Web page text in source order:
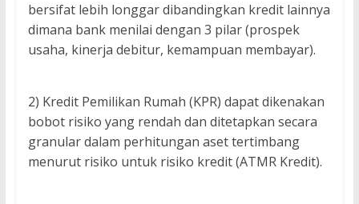
bersifat lebih longgar dibandingkan kredit lainnya
dimana bank menilai dengan 3 pilar (prospek
usaha, kinerja debitur, kemampuan membayar).
2) Kredit Pemilikan Rumah (KPR) dapat dikenakan
bobot risiko yang rendah dan ditetapkan secara
granular dalam perhitungan aset tertimbang
menurut risiko untuk risiko kredit (ATMR Kredit).